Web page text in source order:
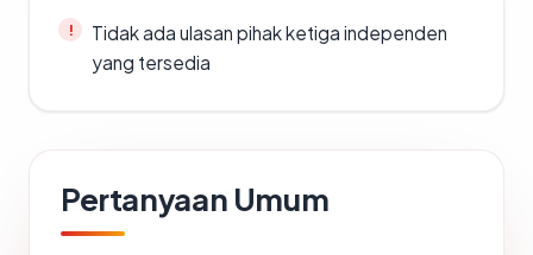
Tidak ada ulasan pihak ketiga independen
yang tersedia
Pertanyaan Umum